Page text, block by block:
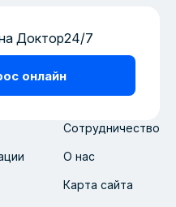
Сотрудничество
О нас
Карта сайта
Доктор24/7
онлайн